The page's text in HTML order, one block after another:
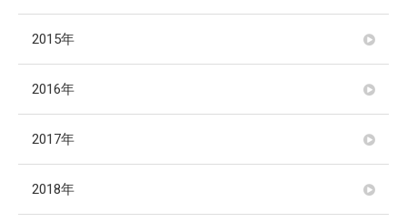
2015年
2016年
2017年
2018年